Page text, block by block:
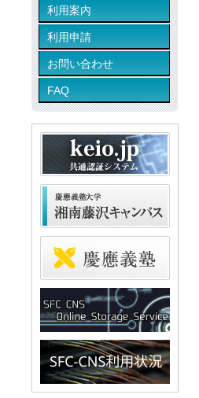
利用案内
利用申請
お問い合わせ
FAQ